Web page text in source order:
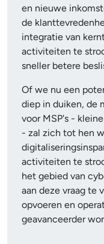
en nieuwe
de
integratie van
activiteiten te
sneller betere
Of we nu een
diep in duiken, de
voor MSP's -
- zal zich tot hen
activiteiten te
het gebied van
aan deze vraag te
opvoeren en
geavanceerder